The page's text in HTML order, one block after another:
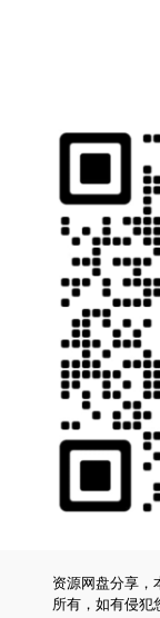
资源网盘分享，
所有，如有侵犯